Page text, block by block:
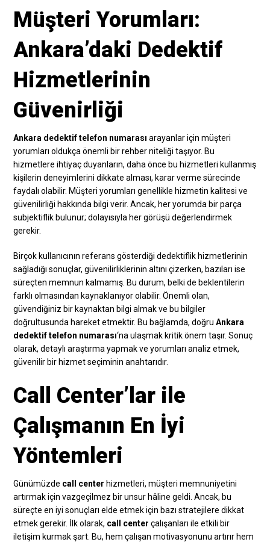
Müşteri Yorumları:
Ankara’daki Dedektif
Hizmetlerinin
Güvenirliği
Ankara dedektif telefon numarası arayanlar için müşteri
yorumları oldukça önemli bir rehber niteliği taşıyor. Bu
hizmetlere ihtiyaç duyanların, daha önce bu hizmetleri kullanmış
kişilerin deneyimlerini dikkate alması, karar verme sürecinde
faydalı olabilir. Müşteri yorumları genellikle hizmetin kalitesi ve
güvenilirliği hakkında bilgi verir. Ancak, her yorumda bir parça
subjektiflik bulunur; dolayısıyla her görüşü değerlendirmek
gerekir.
Birçok kullanıcının referans gösterdiği dedektiflik hizmetlerinin
sağladığı sonuçlar, güvenilirliklerinin altını çizerken, bazıları ise
süreçten memnun kalmamış. Bu durum, belki de beklentilerin
farklı olmasından kaynaklanıyor olabilir. Önemli olan,
güvendiğiniz bir kaynaktan bilgi almak ve bu bilgiler
doğrultusunda hareket etmektir. Bu bağlamda, doğruAnkara
dedektif telefon numarası‘na ulaşmak kritik önem taşır. Sonuç
olarak, detaylı araştırma yapmak ve yorumları analiz etmek,
güvenilir bir hizmet seçiminin anahtarıdır.
Call Center’lar ile
Çalışmanın En İyi
Yöntemleri
Günümüzde call center hizmetleri, müşteri memnuniyetini
artırmak için vazgeçilmez bir unsur hâline geldi. Ancak, bu
süreçte en iyi sonuçları elde etmek için bazı stratejilere dikkat
etmek gerekir. İlk olarak, call center çalışanları ile etkili bir
iletişim kurmak şart. Bu, hem çalışan motivasyonunu artırır hem